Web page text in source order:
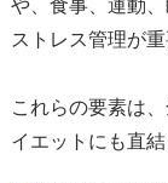
や、食事、運動
ストレス管理が重
これらの要素は
イエットにも直結